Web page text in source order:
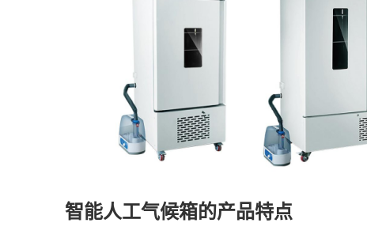
智能人工气候箱的产品特点